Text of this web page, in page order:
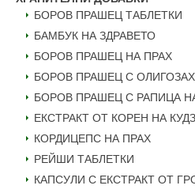
БОРОВ ПРАШЕЦ ТАБЛЕТКИ
БАМБУК НА ЗДРАВЕТО
БОРОВ ПРАШЕЦ НА ПРАХ
БОРОВ ПРАШЕЦ С
БОРОВ ПРАШЕЦ С РАПИЦА
ЕКСТРАКТ ОТ КОРЕН НА
КОРДИЦЕПС НА ПРАХ
РЕЙШИ ТАБЛЕТКИ
КАПСУЛИ С ЕКСТРАКТ ОТ